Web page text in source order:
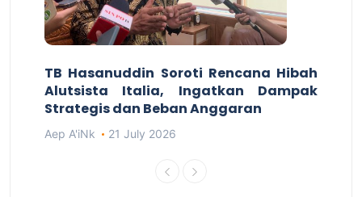
TB Hasanuddin Soroti Rencana Hibah
Alutsista Italia, Ingatkan Dampak
Strategis dan Beban Anggaran
Aep A'iNk 21 July 2026